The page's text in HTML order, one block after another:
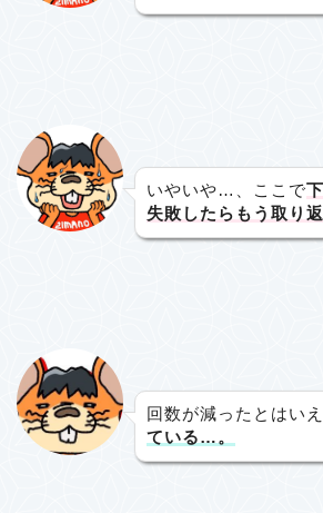
いやいや…、ここで
失敗したらもう取り
回数が減ったとはいえ
ている…。